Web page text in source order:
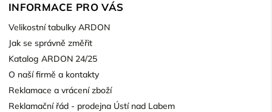
INFORMACE PRO VÁS
Velikostní tabulky ARDON
Jak se správně změřit
Katalog ARDON 24/25
O naší firmě a kontakty
Reklamace a vrácení zboží
Reklamační řád - prodejna Ústí nad Labem